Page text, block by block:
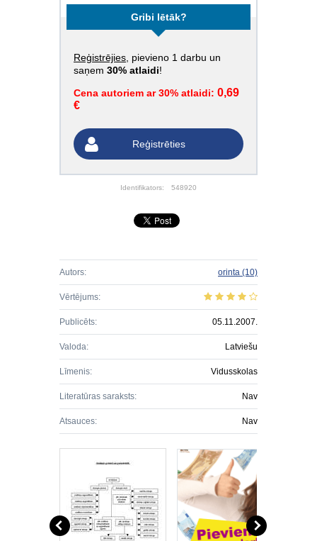
Gribi lētāk?
Reģistrējies , pievieno 1 darbu un
saņem 30% atlaidi!
Cena autoriem ar 30% atlaidi: 0,69
€
Reģistrēties
Identifikators: 548920
Autors: orinta (10)
Vērtējums:
Publicēts: 05.11.2007.
Valoda: Latviešu
Līmenis: Vidusskolas
Literatūras saraksts: Nav
Atsauces: Nav